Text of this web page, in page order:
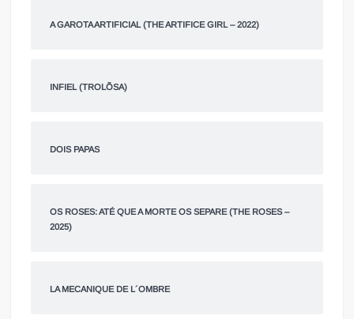
A GAROTA ARTIFICIAL (THE ARTIFICE GIRL – 2022)
INFIEL (TROLÕSA)
DOIS PAPAS
OS ROSES: ATÉ QUE A MORTE OS SEPARE (THE ROSES –
2025)
LA MECANIQUE DE L´OMBRE